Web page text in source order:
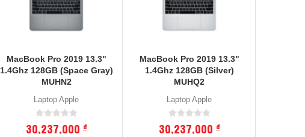
MacBook Pro 2019 13.3"
1.4Ghz 128GB (Space Gray)
MUHN2
Laptop Apple
30,237,000 đ
MacBook Pro 2019 13.3"
1.4Ghz 128GB (Silver)
MUHQ2
Laptop Apple
30,237,000 đ